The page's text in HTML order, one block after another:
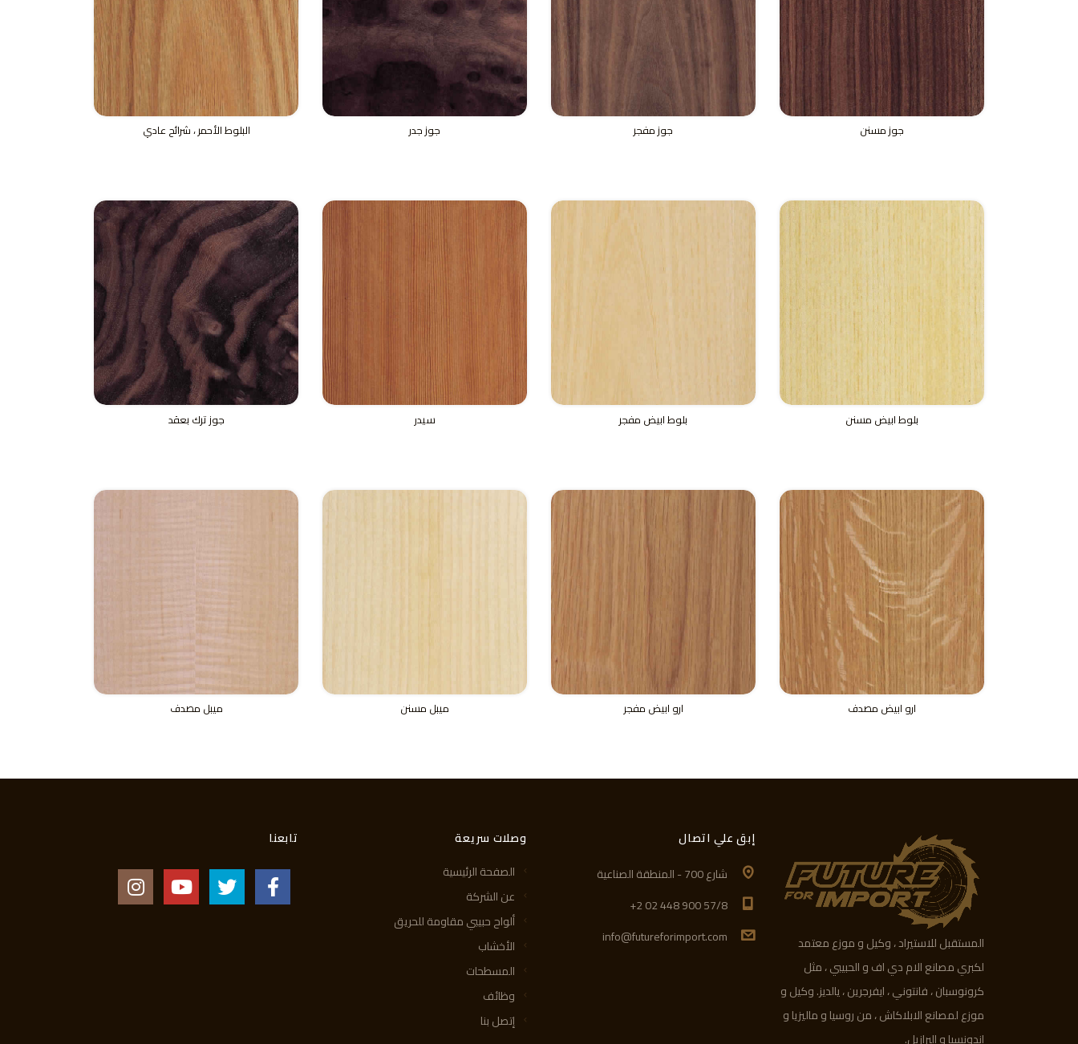
البلوط الأحمر ، شرائح عادي جوز جدر جوز مفجر جوز مسنن
جوز ترك بعقد سيدر بلوط ابيض مفجر بلوط ابيض مسنن
ميبل مصدف ميبل مسنن ارو ابيض مفجر ارو ابيض مصدف
المستقبل للاستيراد ، وكيل و موزع معتمد
لكبري مصانع الام دي اف و الحبيبي ، مثل
كرونوسبان ، فانتوني ، ايفرجرين ، يالديز. وكيل و
موزع لمصانع الابلاكاش ، من روسيا و ماليزيا و
اندونسيا و البرازيل.
إبق علي اتصال
شارع 700 - المنطقة الصناعية
+2 02 448 900 57/8
info@futureforimport.com
وصلات سريعة
الصفحة الرئيسية
عن الشركة
ألواح حبيبي مقاومة للحريق
الأخشاب
المسطحات
وظائف
إتصل بنا
تابعنا